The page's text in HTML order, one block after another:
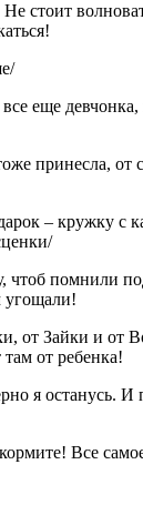
стоит
еще
принесла, от
– кружку с
чтоб помнили
угощали!
от Зайки и от
от ребенка!
я останусь. И
Все